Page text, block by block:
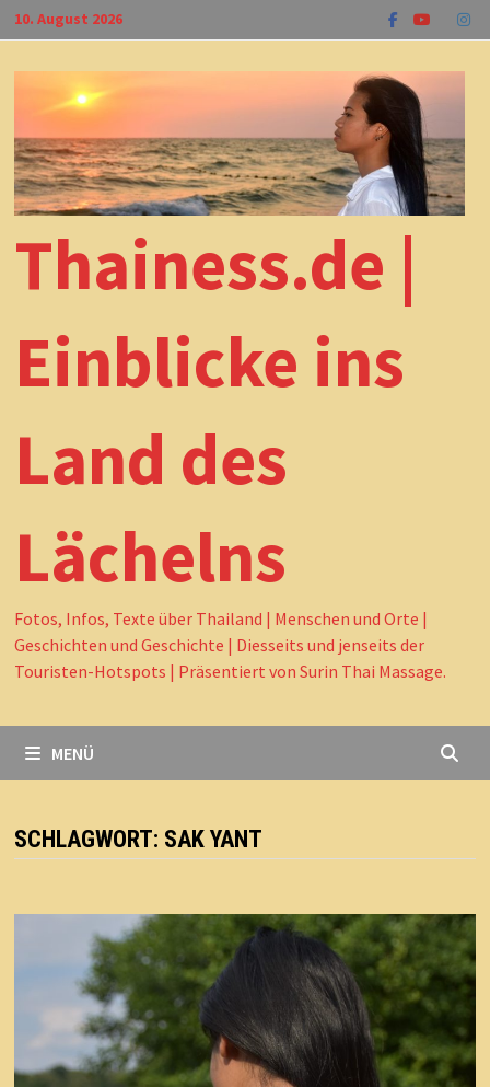
Zum
Inhalt
springen
10. August 2026
Thainess.de |
Einblicke ins
Land des
Lächelns
Fotos, Infos, Texte über Thailand | Menschen und Orte |
Geschichten und Geschichte | Diesseits und jenseits der
Touristen-Hotspots | Präsentiert von Surin Thai Massage.
MENÜ
SCHLAGWORT: SAK YANT